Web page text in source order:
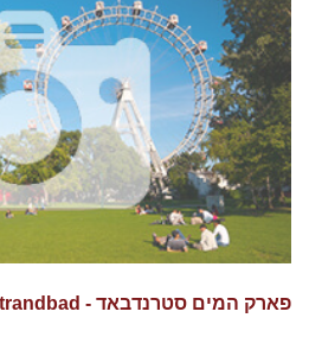
פארק המים סטרנדבאד - Strandbad